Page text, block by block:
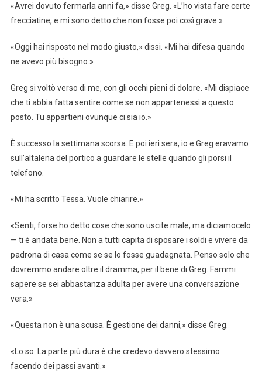
«Avrei dovuto fermarla anni fa,» disse Greg. «L’ho vista fare certe
frecciatine, e mi sono detto che non fosse poi così grave.»
«Oggi hai risposto nel modo giusto,» dissi. «Mi hai difesa quando
ne avevo più bisogno.»
Greg si voltò verso di me, con gli occhi pieni di dolore. «Mi dispiace
che ti abbia fatta sentire come se non appartenessi a questo
posto. Tu appartieni ovunque ci sia io.»
È successo la settimana scorsa. E poi ieri sera, io e Greg eravamo
sull’altalena del portico a guardare le stelle quando gli porsi il
telefono.
«Mi ha scritto Tessa. Vuole chiarire.»
«Senti, forse ho detto cose che sono uscite male, ma diciamocelo
— ti è andata bene. Non a tutti capita di sposare i soldi e vivere da
padrona di casa come se se lo fosse guadagnata. Penso solo che
dovremmo andare oltre il dramma, per il bene di Greg. Fammi
sapere se sei abbastanza adulta per avere una conversazione
vera.»
«Questa non è una scusa. È gestione dei danni,» disse Greg.
«Lo so. La parte più dura è che credevo davvero stessimo
facendo dei passi avanti.»